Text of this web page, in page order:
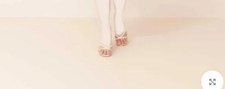
برای بزرگنمایی کلیک کنید